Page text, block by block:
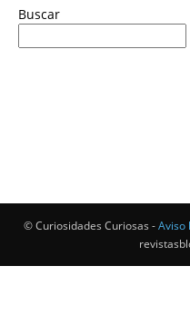
Buscar
© Curiosidades Curiosas -Aviso